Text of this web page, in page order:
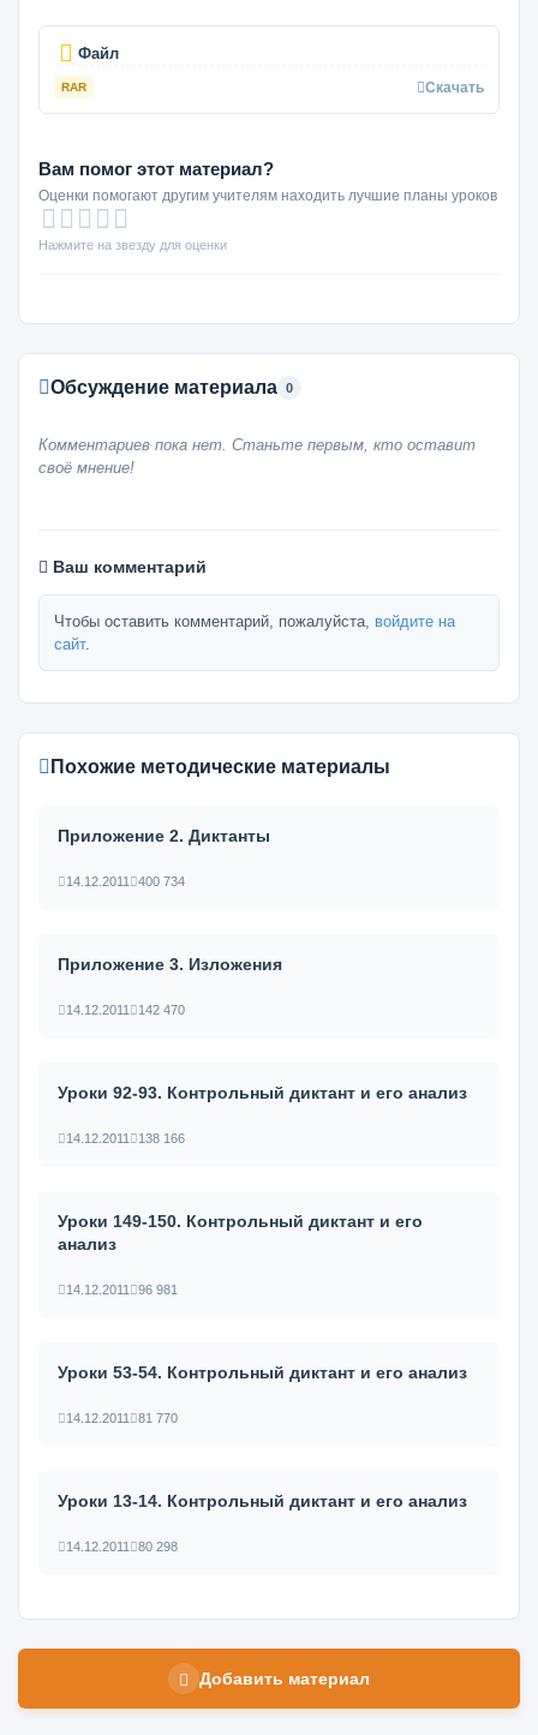
Файл
RAR Скачать
Вам помог этот материал?
Оценки помогают другим учителям находить лучшие планы уроков
Нажмите на звезду для оценки
Обсуждение материала 0
Комментариев пока нет. Станьте первым, кто оставит
своё мнение!
Ваш комментарий
Чтобы оставить комментарий, пожалуйста, войдите на
сайт.
Похожие методические материалы
Приложение 2. Диктанты
14.12.2011 400 734
Приложение 3. Изложения
14.12.2011 142 470
Уроки 92-93. Контрольный диктант и его анализ
14.12.2011 138 166
Уроки 149-150. Контрольный диктант и его
анализ
14.12.2011 96 981
Уроки 53-54. Контрольный диктант и его анализ
14.12.2011 81 770
Уроки 13-14. Контрольный диктант и его анализ
14.12.2011 80 298
Добавить материал